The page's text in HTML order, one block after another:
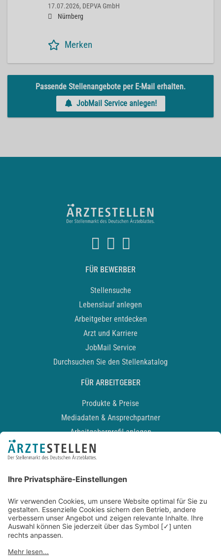
17.07.2026, DEPVA GmbH
Nürnberg
Merken
Passende Stellenangebote per E-Mail erhalten.
JobMail Service anlegen!
FÜR BEWERBER
Stellensuche
Lebenslauf anlegen
Arbeitgeber entdecken
Arzt und Karriere
JobMail Service
Durchsuchen Sie den Stellenkatalog
FÜR ARBEITGEBER
Produkte & Preise
Mediadaten & Ansprechpartner
Arbeitgeberprofil anlegen
Recruiting-Podcast
Kontakt
Datenschutz
Newsletter